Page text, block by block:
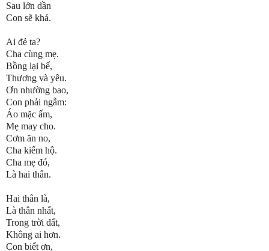
Sau lớn dần
Con sẽ khá.
Ai đẻ ta?
Cha cùng mẹ.
Bồng lại bế,
Thương và yêu.
Ơn nhường bao,
Con phải ngẫm:
Áo mặc ấm,
Mẹ may cho.
Cơm ăn no,
Cha kiếm hộ.
Cha mẹ đó,
Là hai thân.
Hai thân là,
Là thân nhất,
Trong trời đất,
Không ai hơn.
Con biết ơn,